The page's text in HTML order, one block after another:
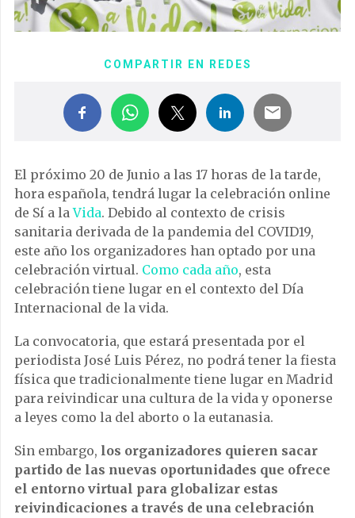
COMPARTIR EN REDES
El próximo 20 de Junio a las 17 horas de la tarde,
hora española, tendrá lugar la celebración online
de Sí a laVida. Debido al contexto de crisis
sanitaria derivada de la pandemia del COVID19,
este año los organizadores han optado por una
celebración virtual. Como cada año, esta
celebración tiene lugar en el contexto del Día
Internacional de la vida.
La convocatoria, que estará presentada por el
periodista José Luis Pérez, no podrá tener la fiesta
física que tradicionalmente tiene lugar en Madrid
para reivindicar una cultura de la vida y oponerse
a leyes como la del aborto o la eutanasia.
Sin embargo, los organizadores quieren sacar
partido de las nuevas oportunidades que ofrece
el entorno virtual para globalizar estas
reivindicaciones a través de una celebración